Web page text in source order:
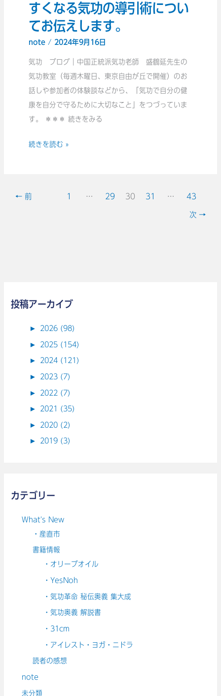
て
お
い
た
し
ま
す。
を
つ
こ
と
の
大
切
に
て
すくなる気功の導引術につい
てお伝えします。
note/ 2024年9月16日
気功 ブログ｜中国正統派気功老師 盛鶴延先生の
気功教室（毎週木曜日、東京自由が丘で開催）のお
話しや参加者の体験談などから、「気功で自分の健
康を自分で守るために大切なこと」をつづっていま
す。 ＊＊＊ 続きをみる
功
と
導
引
｜
気
の
道
に
り
な
術
つ
い
て
お
す。
続きを読む »
← 前 1 … 29 30 31 … 43
次 →
投稿アーカイブ
► 2026 (98)
► 2025 (154)
► 2024 (121)
► 2023 (7)
► 2022 (7)
► 2021 (35)
► 2020 (2)
► 2019 (3)
カテゴリー
What's New
・産直市
書籍情報
・オリーブオイル
・YesNoh
・気功革命 秘伝奥義 集大成
・気功奥義 解説書
・31cm
・アイレスト・ヨガ・ニドラ
読者の感想
note
未分類